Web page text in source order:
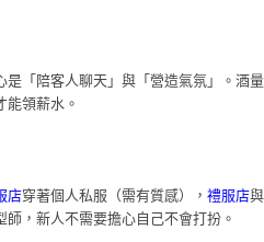
是「陪客人聊天」與「營造氣氛」。酒
領薪水。
店穿著個人私服（需有質感）， 禮服店與
，新人不需要擔心自己不會打扮。